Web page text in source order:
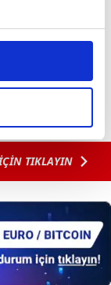
özel
yaparken
sunmak
adına
noktada,
tek gelir
vermedikleri
İnternet
TIKLAYIN